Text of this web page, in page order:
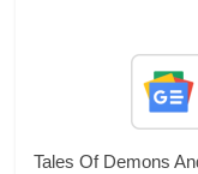
Tales Of Demons